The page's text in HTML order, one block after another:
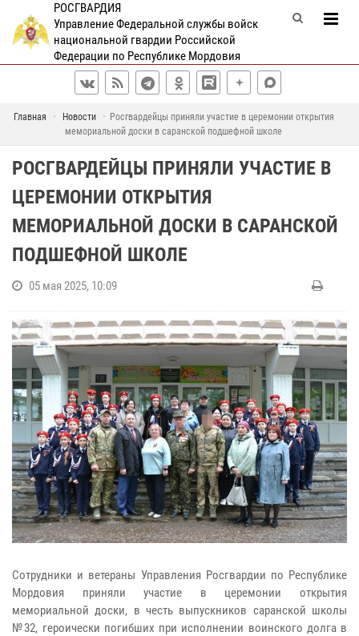
РОСГВАРДИЯ
Управление Федеральной службы войск
национальной гвардии Российской
Федерации по Республике Мордовия
Главная Новости
Росгвардейцы приняли участие в церемонии открытия
мемориальной доски в саранской подшефной школе
РОСГВАРДЕЙЦЫ ПРИНЯЛИ УЧАСТИЕ В
ЦЕРЕМОНИИ ОТКРЫТИЯ
МЕМОРИАЛЬНОЙ ДОСКИ В САРАНСКОЙ
ПОДШЕФНОЙ ШКОЛЕ
05 мая 2025, 10:09
Сотрудники и ветераны Управления Росгвардии по Республике
Мордовия приняли участие в церемонии открытия
мемориальной доски, в честь выпускников саранской школы
№32, героически погибших при исполнении воинского долга в